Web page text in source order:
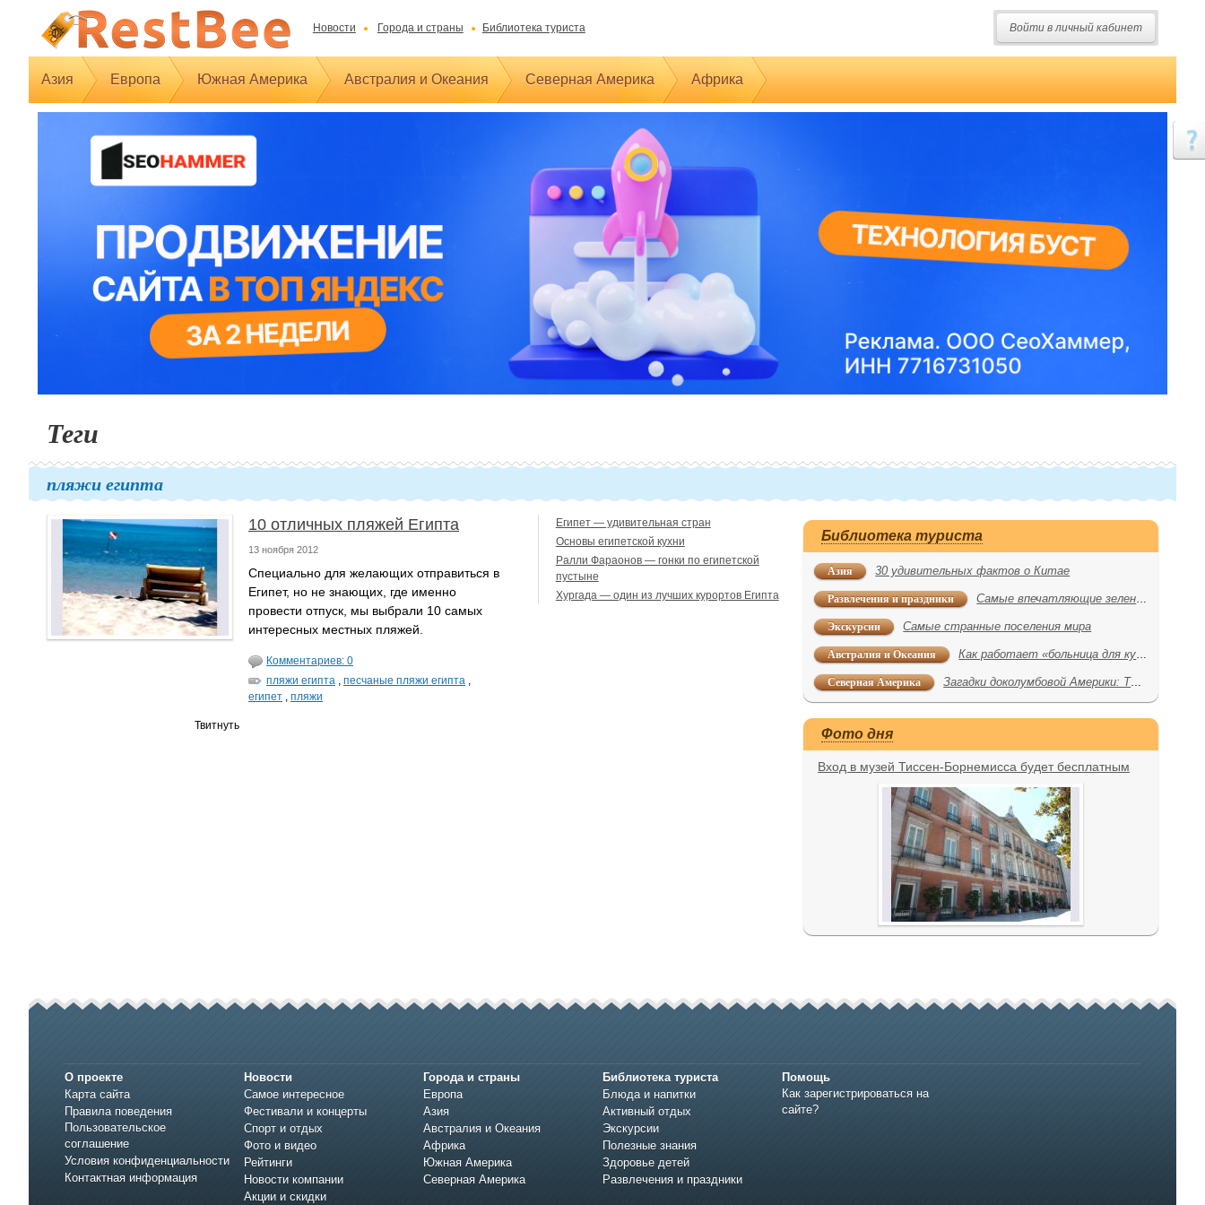
Новости Города и страны Библиотека туриста Войти в личный кабинет
Азия Европа Южная Америка Австралия и Океания Северная Америка Африка
Теги
пляжи египта
10 отличных пляжей Египта
13 ноября 2012
Специально для желающих отправиться в
Египет, но не знающих, где именно
провести отпуск, мы выбрали 10 самых
интересных местных пляжей.
Комментариев: 0
пляжи египта , песчаные пляжи египта ,
египет , пляжи
Египет — удивительная стран
Основы египетской кухни
Ралли Фараонов — гонки по египетской
пустыне
Хургада — один из лучших курортов Египта
Твитнуть
Библиотека туриста
Азия 30 удивительных фактов о Китае
Развлечения и праздники Самые впечатляющие зеленые лабиринты
Экскурсии Самые странные поселения мира
Австралия и Океания Как работает «больница для кукол»
Северная Америка Загадки доколумбовой Америки: Тула – столица тольтеков
Фото дня
Вход в музей Тиссен-Борнемисса будет бесплатным
О проекте
Карта сайта
Правила поведения
Пользовательское
соглашение
Условия конфиденциальности
Контактная информация
Новости
Самое интересное
Фестивали и концерты
Спорт и отдых
Фото и видео
Рейтинги
Новости компании
Акции и скидки
Города и страны
Европа
Азия
Австралия и Океания
Африка
Южная Америка
Северная Америка
Библиотека туриста
Блюда и напитки
Активный отдых
Экскурсии
Полезные знания
Здоровье детей
Развлечения и праздники
Помощь
Как зарегистрироваться на
сайте?